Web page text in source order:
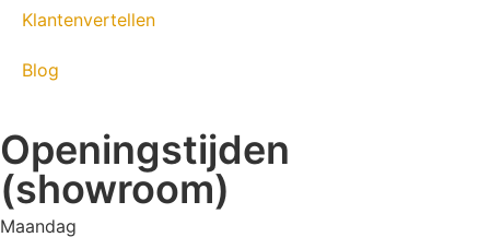
Klantenvertellen
Blog
Openingstijden
(showroom)
Maandag